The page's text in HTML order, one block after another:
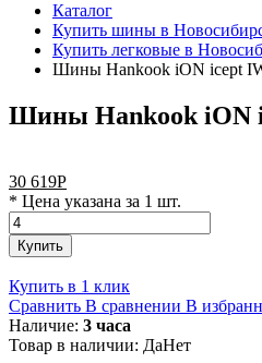
Каталог
Купить шины в
Купить легковые в
Шины Hankook iON icept
Шины Hankook iON
30 619Р
* Цена указана за 1 шт.
Купить
Купить в 1 клик
Сравнить В сравнении В
Наличие: 3 часа
Товар в наличии: ДаНет